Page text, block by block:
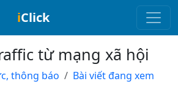
iClick
từ mạng xã hội
thông báo Bài viết đang xem